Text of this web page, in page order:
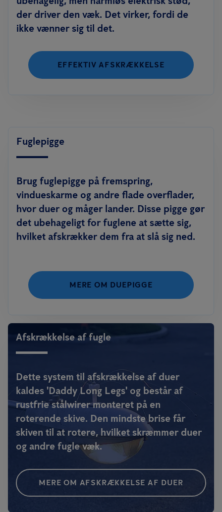
der driver den væk. Det virker, fordi de
ikke vænner sig til det.
EFFEKTIV AFSKRÆKKELSE
Fuglepigge
Brug fuglepigge på fremspring,
vindueskarme og andre flade overflader,
hvor duer og måger lander. Disse pigge gør
det ubehageligt for fuglene at sætte sig,
hvilket afskrækker dem fra at slå sig ned.
MERE OM DUEPIGGE
Afskrækkelse af fugle
Dette system til afskrækkelse af duer
kaldes 'Daddy Long Legs' og består af
rustfrie stålwirer monteret på en
roterende skive. Den mindste brise får
skiven til at rotere, hvilket skræmmer duer
og andre fugle væk.
MERE OM AFSKRÆKKELSE AF DUER